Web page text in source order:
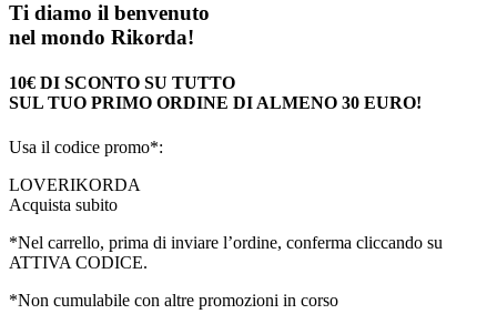
Ti diamo il benvenuto
nel mondo Rikorda!
10€ DI SCONTO SU TUTTO
SUL TUO PRIMO ORDINE DI ALMENO 30 EURO!
Usa il codice promo*:
LOVERIKORDA
Acquista subito
*Nel carrello, prima di inviare l’ordine, conferma cliccando su
ATTIVA CODICE.
*Non cumulabile con altre promozioni in corso